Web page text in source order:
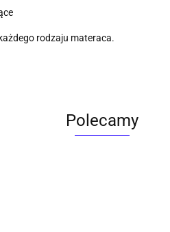
rodzaju materaca.
Polecamy